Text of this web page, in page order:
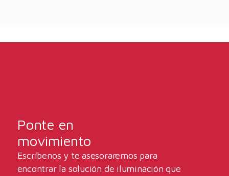
Ponte en
movimiento
Escríbenos y te asesoraremos para
encontrar la solución de iluminación que